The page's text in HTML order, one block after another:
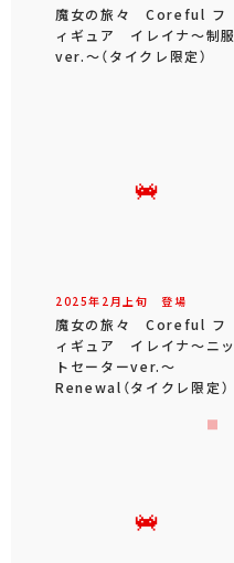
魔女の旅々 Coreful フ
ィギュア イレイナ～制服
ver.～（タイクレ限定）
2025年 2 月 上旬 登場
魔女の旅々 Coreful フ
ィギュア イレイナ～ニッ
トセーターver.～
Renewal（タイクレ限定）